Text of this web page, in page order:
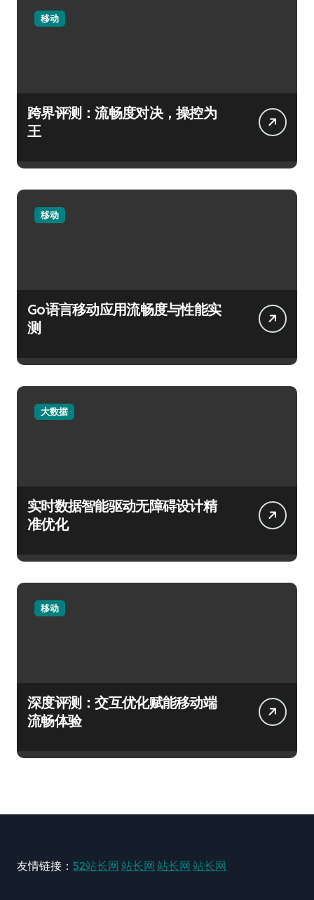
移动
跨界评测：流畅度对决，操控为
王
移动
Go语言移动应用流畅度与性能实
测
大数据
实时数据智能驱动无障碍设计精
准优化
移动
深度评测：交互优化赋能移动端
流畅体验
友情链接： 52站长网 站长网 站长网 站长网